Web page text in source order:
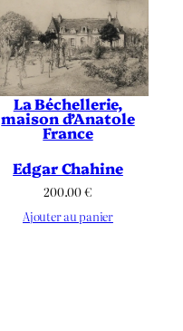
La Béchellerie,
maison d’Anatole
France
Edgar Chahine
200.00€
Ajouter au panier